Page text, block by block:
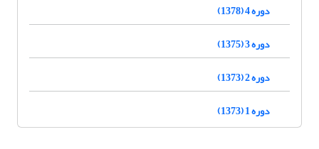
دوره 4 (1378)
دوره 3 (1375)
دوره 2 (1373)
دوره 1 (1373)